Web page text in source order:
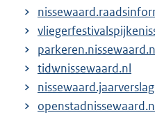
tidwnissewaard.nl